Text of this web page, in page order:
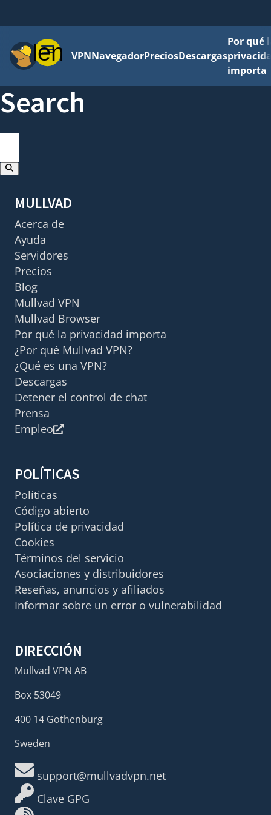
MenúVPNNavegadorPreciosDescargas
Por qué
importa
Search
MULLVAD
Acerca de
Ayuda
Servidores
Precios
Blog
Mullvad VPN
Mullvad Browser
Por qué la privacidad importa
¿Por qué Mullvad VPN?
¿Qué es una VPN?
Descargas
Detener el control de chat
Prensa
Empleo
POLÍTICAS
Políticas
Código abierto
Política de privacidad
Cookies
Términos del servicio
Asociaciones y distribuidores
Reseñas, anuncios y afiliados
Informar sobre un error o vulnerabilidad
DIRECCIÓN
Mullvad VPN AB
Box 53049
400 14 Gothenburg
Sweden
support@mullvadvpn.net
Clave GPG